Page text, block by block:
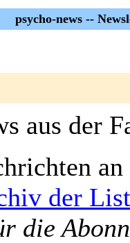
psycho-news --
aus der
an
der
die